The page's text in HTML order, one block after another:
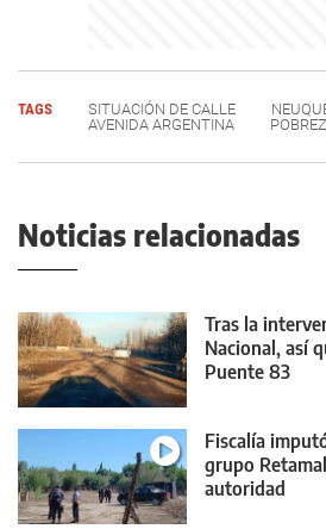
TAGS SITUACIÓN DE CALLE
AVENIDA ARGENTINA
Noticias relacionadas
Tras la
Nacional, así
Puente 83
Fiscalía
grupo
autoridad